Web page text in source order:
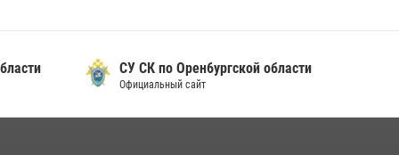
Семья, верность долгу: история
СУ СК по Орен6ургской области
Официальный сайт